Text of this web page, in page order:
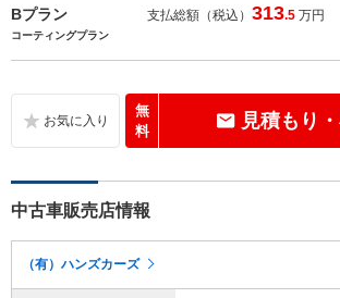
Bプラン 支払総額（税込）313.5 万円
コーティングプラン
無
料
見積もり
中古車販売店情報
（有）ハンズカーズ